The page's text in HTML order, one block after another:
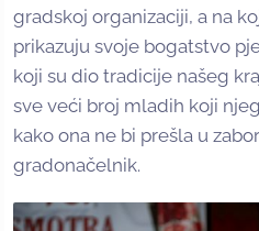
gradskoj organizaciji, a na
prikazuju svoje bogatstvo
koji su dio tradicije našeg
sve veći broj mladih koji
kako ona ne bi prešla u
gradonačelnik.